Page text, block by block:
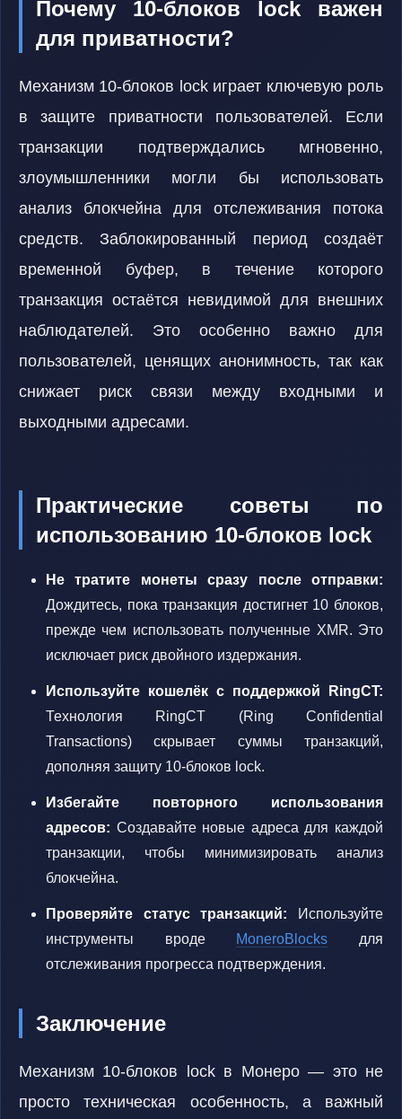
Почему 10-блоков lock важен
для приватности?
Механизм 10-блоков lock играет ключевую роль
в защите приватности пользователей. Если
транзакции подтверждались мгновенно,
злоумышленники могли бы использовать
анализ блокчейна для отслеживания потока
средств. Заблокированный период создаёт
временной буфер, в течение которого
транзакция остаётся невидимой для внешних
наблюдателей. Это особенно важно для
пользователей, ценящих анонимность, так как
снижает риск связи между входными и
выходными адресами.
Практические советы по
использованию 10-блоков lock
Не тратите монеты сразу после отправки:
Дождитесь, пока транзакция достигнет 10 блоков,
прежде чем использовать полученные XMR. Это
исключает риск двойного издержания.
Используйте кошелёк с поддержкой RingCT:
Технология RingCT (Ring Confidential
Transactions) скрывает суммы транзакций,
дополняя защиту 10-блоков lock.
Избегайте повторного использования
адресов: Создавайте новые адреса для каждой
транзакции, чтобы минимизировать анализ
блокчейна.
Проверяйте статус транзакций: Используйте
инструменты вроде MoneroBlocks для
отслеживания прогресса подтверждения.
Заключение
Механизм 10-блоков lock в Монеро — это не
просто техническая особенность, а важный